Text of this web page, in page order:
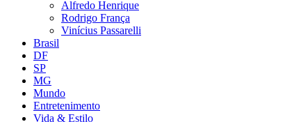
Alfredo Henrique
Rodrigo França
Vinícius Passarelli
Brasil
DF
SP
MG
Mundo
Entretenimento
Vida & Estilo